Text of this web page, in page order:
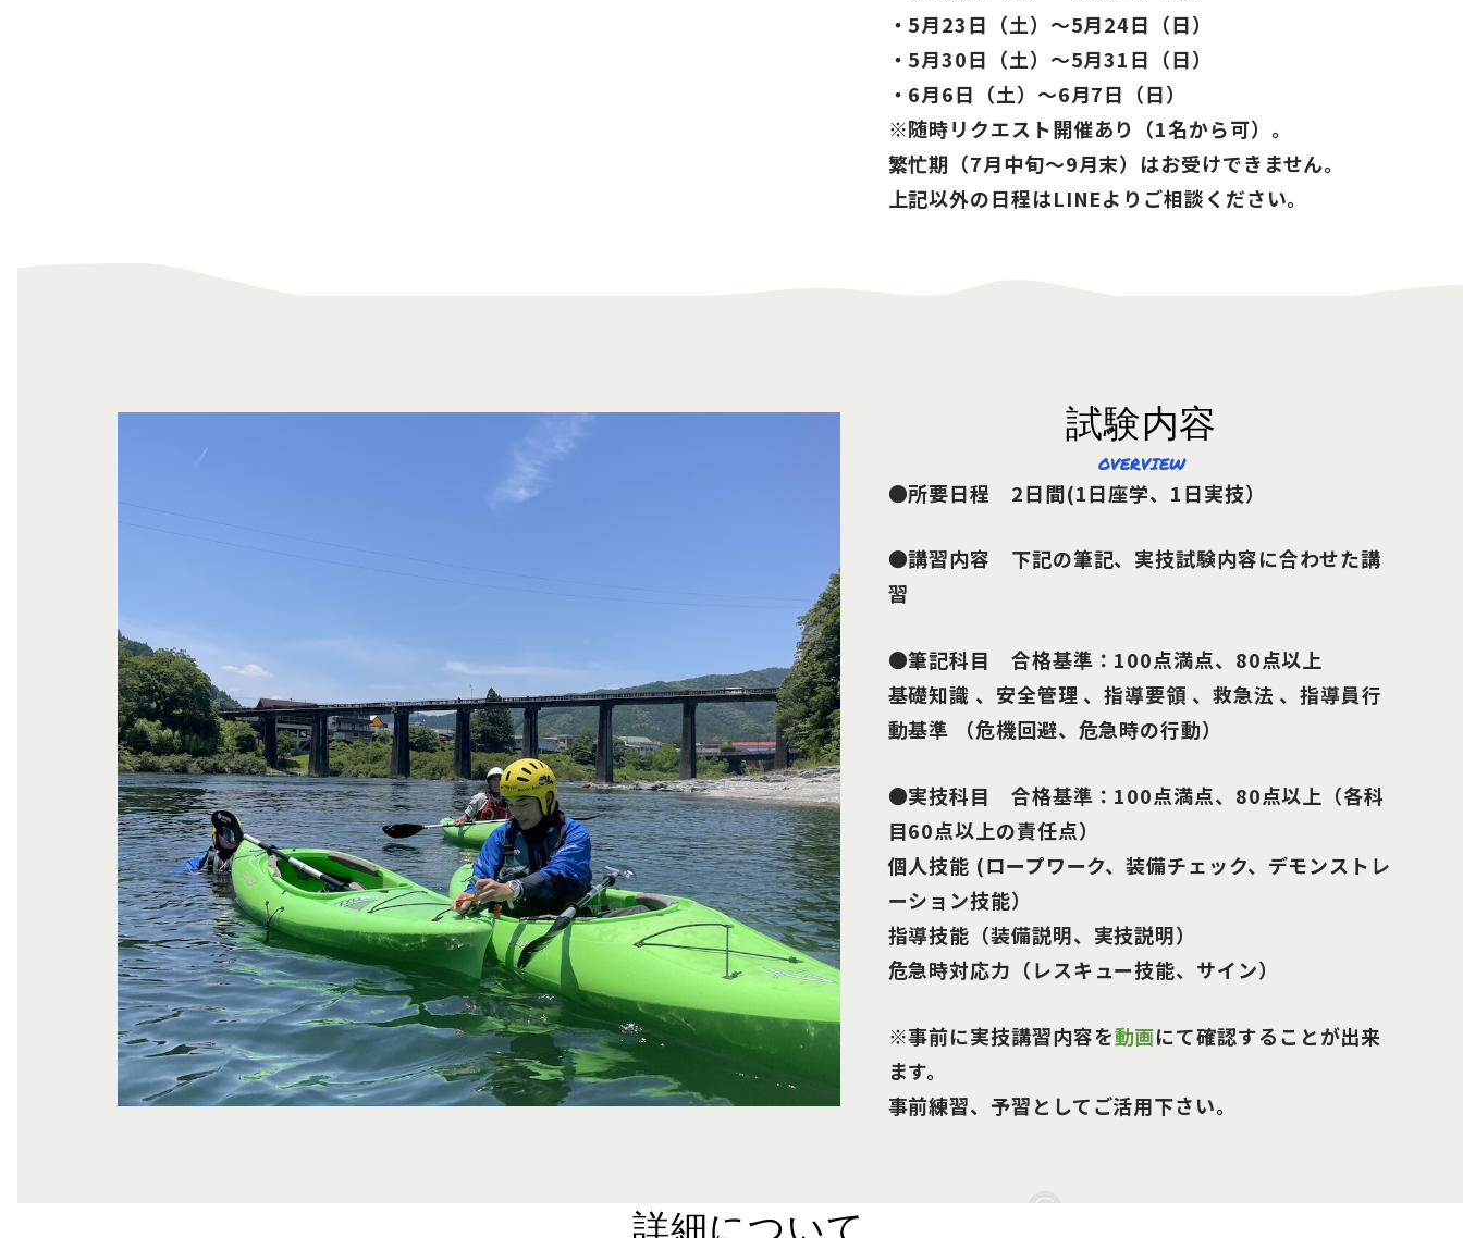
・5月23日（土）〜5月24日（日）
・5月30日（土）〜5月31日（日）
・6月6日（土）〜6月7日（日）
※随時リクエスト開催あり（1名から可）。
繁忙期（7月中旬〜9月末）はお受けできません。
上記以外の日程はLINEよりご相談ください。
試験内容
OVERVIEW
●所要日程 2日間(1日座学、1日実技）
●講習内容 下記の筆記、実技試験内容に合わせた講
習
●筆記科目 合格基準：100点満点、80点以上
基礎知識 、安全管理 、指導要領 、救急法 、指導員行
動基準 （危機回避、危急時の行動）
●実技科目 合格基準：100点満点、80点以上（各科
目60点以上の責任点）
個人技能 (ロープワーク、装備チェック、デモンストレ
ーション技能）
指導技能（装備説明、実技説明）
危急時対応力（レスキュー技能、サイン）
※事前に実技講習内容を動画にて確認することが出来
ます。
事前練習、予習としてご活用下さい。
詳細について